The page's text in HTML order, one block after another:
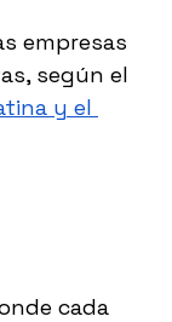
empresas
según el
y el
cada